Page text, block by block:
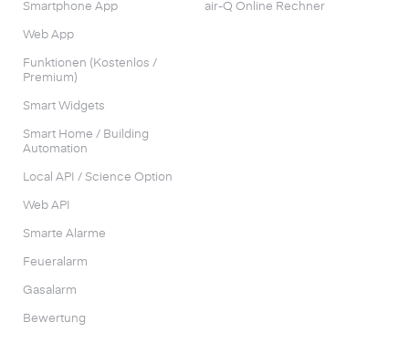
Smartphone App
Web App
Funktionen (Kostenlos /
Premium)
Smart Widgets
Smart Home / Building
Automation
Local API / Science Option
Web API
Smarte Alarme
Feueralarm
Gasalarm
Bewertung
air-Q Online Rechner